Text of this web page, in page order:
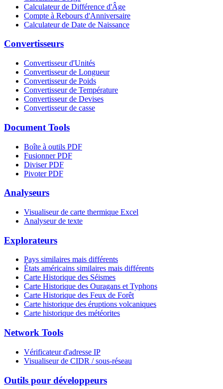
Calculateur de Différence d'Âge
Compte à Rebours d'Anniversaire
Calculateur de Date de Naissance
Convertisseurs
Convertisseur d'Unités
Convertisseur de Longueur
Convertisseur de Poids
Convertisseur de Température
Convertisseur de Devises
Convertisseur de casse
Document Tools
Boîte à outils PDF
Fusionner PDF
Diviser PDF
Pivoter PDF
Analyseurs
Visualiseur de carte thermique Excel
Analyseur de texte
Explorateurs
Pays similaires mais différents
États américains similaires mais différents
Carte Historique des Séismes
Carte Historique des Ouragans et Typhons
Carte Historique des Feux de Forêt
Carte historique des éruptions volcaniques
Carte historique des météorites
Network Tools
Vérificateur d'adresse IP
Visualiseur de CIDR / sous-réseau
Outils pour développeurs